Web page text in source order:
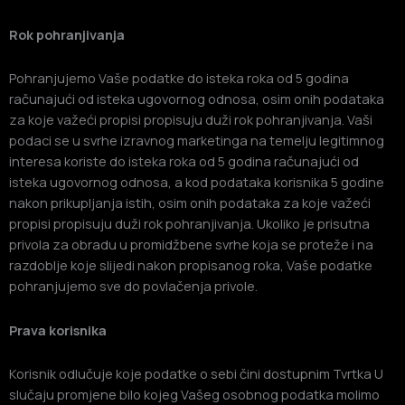
Rok pohranjivanja
Pohranjujemo Vaše podatke do isteka roka od 5 godina
računajući od isteka ugovornog odnosa, osim onih podataka
za koje važeći propisi propisuju duži rok pohranjivanja. Vaši
podaci se u svrhe izravnog marketinga na temelju legitimnog
interesa koriste do isteka roka od 5 godina računajući od
isteka ugovornog odnosa, a kod podataka korisnika 5 godine
nakon prikupljanja istih, osim onih podataka za koje važeći
propisi propisuju duži rok pohranjivanja. Ukoliko je prisutna
privola za obradu u promidžbene svrhe koja se proteže i na
razdoblje koje slijedi nakon propisanog roka, Vaše podatke
pohranjujemo sve do povlačenja privole.
Prava korisnika
Korisnik odlučuje koje podatke o sebi čini dostupnim Tvrtka U
slučaju promjene bilo kojeg Vašeg osobnog podatka molimo